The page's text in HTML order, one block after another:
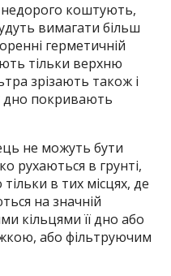
недорого коштують,
вимагати більш
герметичній
тільки верхню
зрізають також і
покривають
не можуть бути
рухаються в грунті,
в тих місцях, де
на значній
кільцями її дно або
або фільтруючим